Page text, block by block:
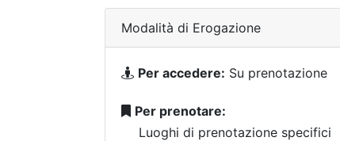
Modalità di Erogazione
Per accedere: Su prenotazione
Per prenotare:
Luoghi di prenotazione specifici